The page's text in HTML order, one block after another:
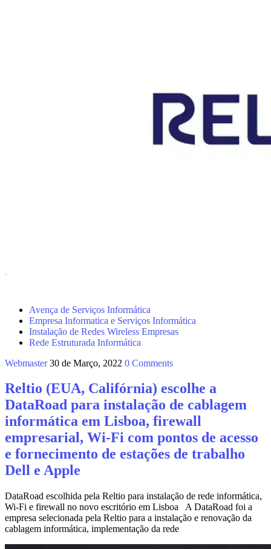
Avença de Serviços Informática
Empresa Informatica e Serviços Informática
Instalação de Redes Wireless Empresas
Rede Estruturada Informática
Webmaster 30 de Março, 2022 0 Comments
Reltio (EUA, Califórnia) escolhe a
DataRoad para instalação de cablagem
informática em Lisboa, firewall
empresarial, Wi‑Fi com pontos de acesso
e fornecimento de estações de trabalho
Dell e Apple
DataRoad escolhida pela Reltio para instalação de rede informática,
Wi‑Fi e firewall no novo escritório em Lisboa A DataRoad foi a
empresa selecionada pela Reltio para a instalação e renovação da
cablagem informática, implementação da rede